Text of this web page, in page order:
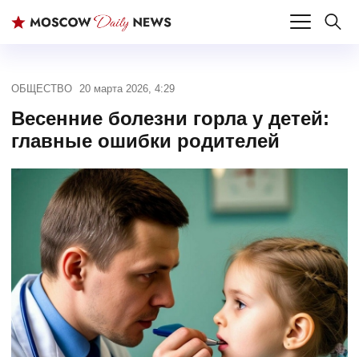
ОБЩЕСТВО 20 марта 2026, 4:29
Весенние болезни горла у детей:
главные ошибки родителей